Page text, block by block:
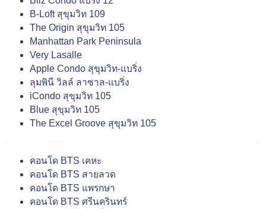
B-Loft สุขุมวิท 109
The Origin สุขุมวิท 105
Manhattan Park Peninsula
Very Lasalle
Apple Condo สุขุมวิท-แบริ่ง
ลุมพินี วิลล์ ลาซาล-แบริ่ง
iCondo สุขุมวิท 105
Blue สุขุมวิท 105
The Excel Groove สุขุมวิท 105
คอนโด BTS เคหะ
คอนโด BTS สายลวด
คอนโด BTS แพรกษา
คอนโด BTS ศรีนครินทร์